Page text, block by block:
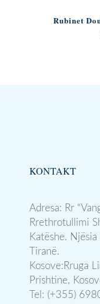
Rubinet
KONTAKT
Adresa: Rr
Rrethrotullimi
Katëshe.
Tiranë.
Kosove:Rruga
Prishtine,
Tel: (+355)